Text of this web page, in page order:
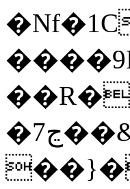
�7ڃ��& �]nE8_s��c����Vzn5�]�v�O��c��Z��$